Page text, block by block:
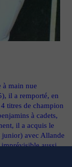
à main nue
il a remporté, en
titres de champion
à cadets,
il a acquis le
junior) avec Allande
aussi
à l'avant. Il est donc